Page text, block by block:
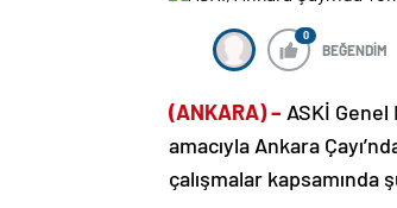
0
BEĞENDİM
(ANKARA) – ASKİ
amacıyla Ankara
çalışmalar kapsamında